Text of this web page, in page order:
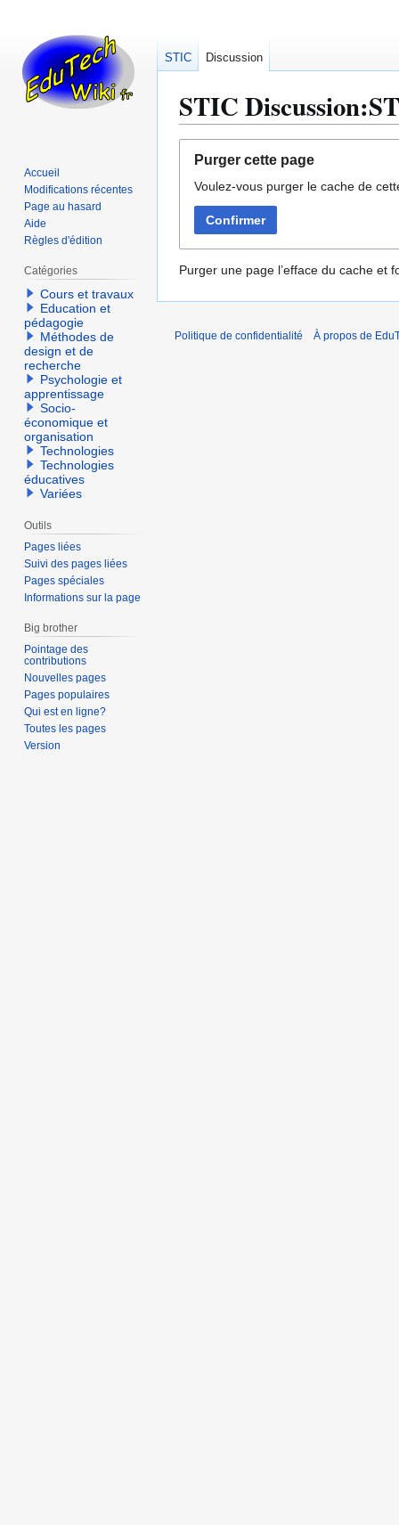
STIC
navigation
recherche
Purger cette page
Voulez-vous purger le cache de
Confirmer
Purger une page l’efface du cache et
STIC Discussion
Accueil
Modifications récentes
Page au hasard
Aide
Règles d'édition
Catégories
Cours et travaux
Education et
pédagogie
Méthodes de
design et de
recherche
Psychologie et
apprentissage
Socio-
économique et
organisation
Technologies
Technologies
éducatives
Variées
Outils
Pages liées
Suivi des pages liées
Pages spéciales
Informations sur la page
Big brother
Pointage des
contributions
Nouvelles pages
Pages populaires
Qui est en ligne?
Toutes les pages
Version
Politique de confidentialité À propos de